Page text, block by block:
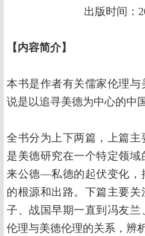
出版时间：
【内容简介】
本书是作者有关儒家伦理
说是以追寻美德为中心的中
全书分为上下两篇，上篇主
是美德研究在一个特定领
来公德—私德的起伏变化，
的根源和出路。下篇主要
子、战国早期一直到冯友
伦理与美德伦理的关系，辨